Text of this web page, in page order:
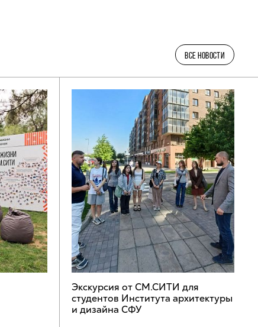
ВСЕ НОВОСТИ
Экскурсия от СМ.СИТИ для
студентов Института архитектуры
и дизайна СФУ